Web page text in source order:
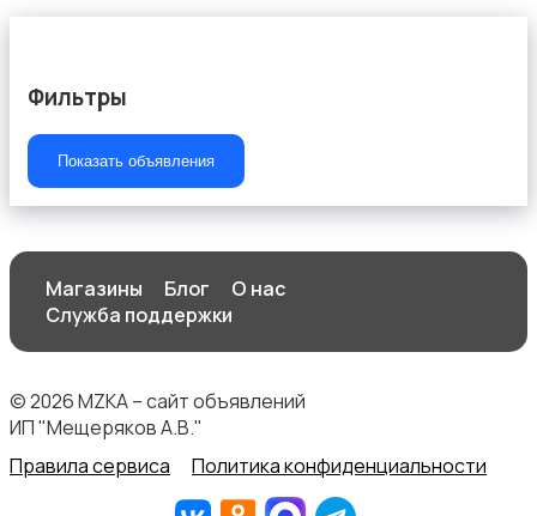
Фильтры
Показать объявления
Магазины Блог
О нас
Служба поддержки
© 2026 MZKA – сайт объявлений
ИП "Мещеряков А.В."
Правила сервиса
Политика конфиденциальности